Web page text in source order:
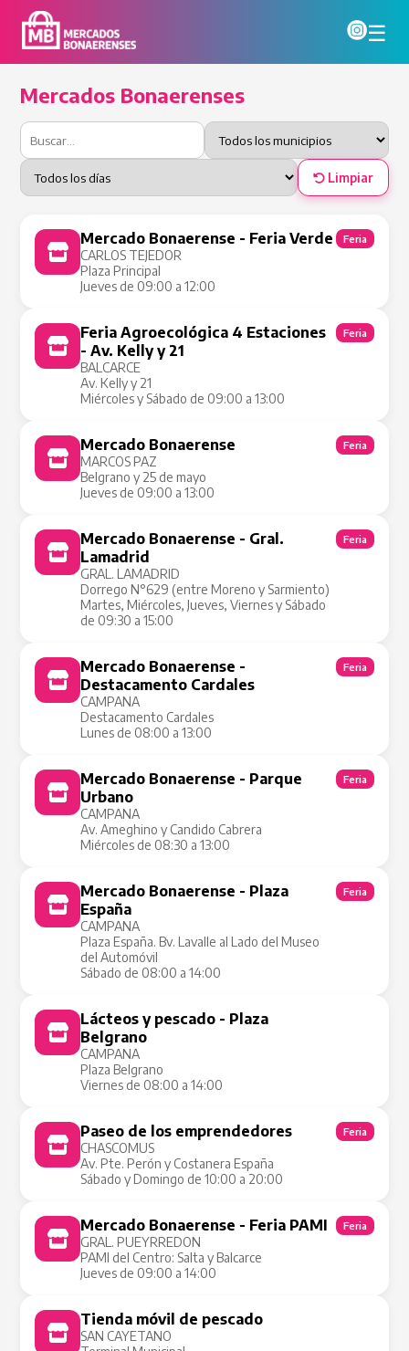
☰
Mercados Bonaerenses
Limpiar
Mercado Bonaerense - Feria Verde
CARLOS TEJEDOR
Plaza Principal
Jueves de 09:00 a 12:00
Feria
Feria Agroecológica 4 Estaciones
- Av. Kelly y 21
BALCARCE
Av. Kelly y 21
Miércoles y Sábado de 09:00 a 13:00
Feria
Mercado Bonaerense
MARCOS PAZ
Belgrano y 25 de mayo
Jueves de 09:00 a 13:00
Feria
Mercado Bonaerense - Gral.
Lamadrid
GRAL. LAMADRID
Dorrego N°629 (entre Moreno y Sarmiento)
Martes, Miércoles, Jueves, Viernes y Sábado
de 09:30 a 15:00
Feria
Mercado Bonaerense -
Destacamento Cardales
CAMPANA
Destacamento Cardales
Lunes de 08:00 a 13:00
Feria
Mercado Bonaerense - Parque
Urbano
CAMPANA
Av. Ameghino y Candido Cabrera
Miércoles de 08:30 a 13:00
Feria
Mercado Bonaerense - Plaza
España
CAMPANA
Plaza España. Bv. Lavalle al Lado del Museo
del Automóvil
Sábado de 08:00 a 14:00
Feria
Lácteos y pescado - Plaza
Belgrano
CAMPANA
Plaza Belgrano
Viernes de 08:00 a 14:00
Paseo de los emprendedores
CHASCOMUS
Av. Pte. Perón y Costanera España
Sábado y Domingo de 10:00 a 20:00
Feria
Mercado Bonaerense - Feria PAMI
GRAL. PUEYRREDON
PAMI del Centro: Salta y Balcarce
Jueves de 09:00 a 14:00
Feria
Tienda móvil de pescado
SAN CAYETANO